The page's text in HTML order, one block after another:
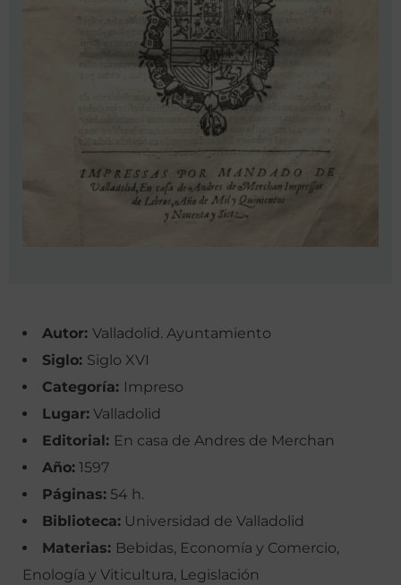
Autor: Valladolid. Ayuntamiento
Siglo: Siglo XVI
Categoría: Impreso
Lugar: Valladolid
Editorial: En casa de Andres de Merchan
Año: 1597
Páginas: 54 h.
Biblioteca: Universidad de Valladolid
Materias: Bebidas, Economía y Comercio,
Enología y Viticultura, Legislación